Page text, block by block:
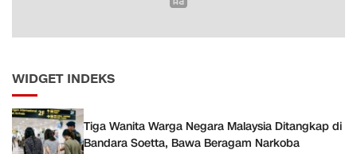
WIDGET INDEKS
Tiga Wanita Warga Negara Malaysia Ditangkap di
Bandara Soetta, Bawa Beragam Narkoba